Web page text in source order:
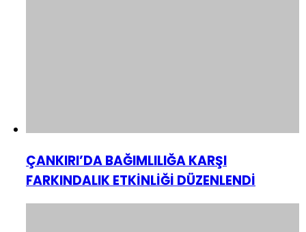
ÇANKIRI’DA BAĞIMLILIĞA KARŞI
FARKINDALIK ETKİNLİĞİ DÜZENLENDİ